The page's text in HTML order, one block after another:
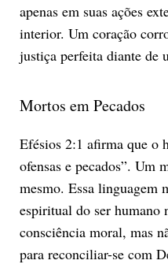
apenas em suas ações
interior. Um coração
justiça perfeita diante de
Mortos em Pecados
Efésios 2:1 afirma que o
ofensas e pecados”. Um
mesmo. Essa linguagem
espiritual do ser humano
consciência moral, mas
para reconciliar-se com